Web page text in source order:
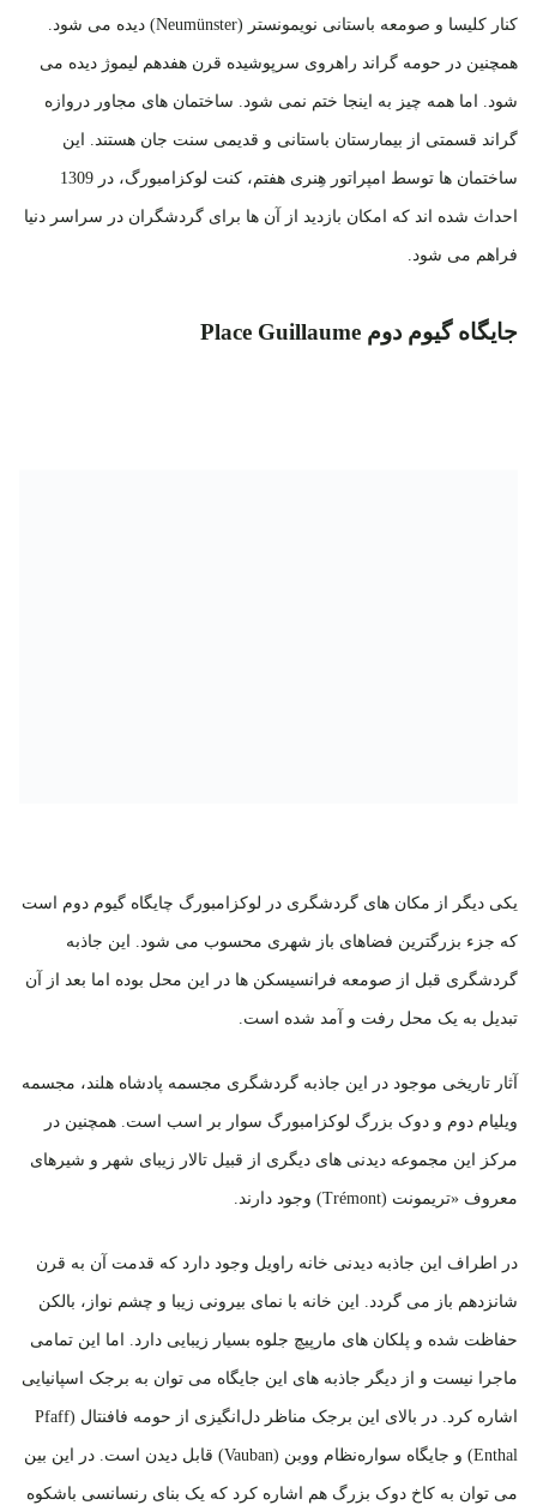
کنار کلیسا و صومعه‌ باستانی نویمونستر (Neumünster) دیده می شود.
همچنین در حومه گراند راهروی سرپوشیده قرن هفدهم لیموژ دیده می
شود. اما همه چیز به اینجا ختم نمی شود. ساختمان های مجاور دروازه
گراند قسمتی از بیمارستان باستانی و قدیمی سنت جان هستند. این
ساختمان ها توسط امپراتور هِنری هفتم، کنت لوکزامبورگ، در 1309
احداث شده اند که امکان بازدید از آن ها برای گردشگران در سراسر دنیا
فراهم می شود.
جایگاه گیوم دوم Place Guillaume
یکی دیگر از مکان های گردشگری در لوکزامبورگ چایگاه گیوم دوم است
که جزء بزرگترین فضاهای باز شهری محسوب می شود. این جاذبه
گردشگری قبل از صومعه فرانسیسکن ها در این محل بوده اما بعد از آن
تبدیل به یک محل رفت و آمد شده است.
آثار تاریخی موجود در این جاذبه گردشگری مجسمه پادشاه هلند، مجسمه
ویلیام دوم و دوک بزرگ لوکزامبورگ سوار بر اسب است. همچنین در
مرکز این مجموعه دیدنی های دیگری از قبیل تالار زیبای شهر و شیرهای
معروف «تریمونت (Trémont) وجود دارند.
در اطراف این جاذبه دیدنی خانه راویل وجود دارد که قدمت آن به قرن
شانزدهم باز می گردد. این خانه با نمای بیرونی زیبا و چشم نواز، بالکن
حفاظت شده و پلکان های مارپیچ جلوه بسیار زیبایی دارد. اما این تمامی
ماجرا نیست و از دیگر جاذبه های این جایگاه می توان به برجک اسپانیایی
اشاره کرد. در بالای این برجک مناظر دل‌انگیزی از حومه‌ فافنتال (Pfaff
Enthal) و جایگاه سواره‌نظام ووبن (Vauban) قابل دیدن است. در این بین
می توان به کاخ دوک بزرگ هم اشاره کرد که یک بنای رنسانسی باشکوه